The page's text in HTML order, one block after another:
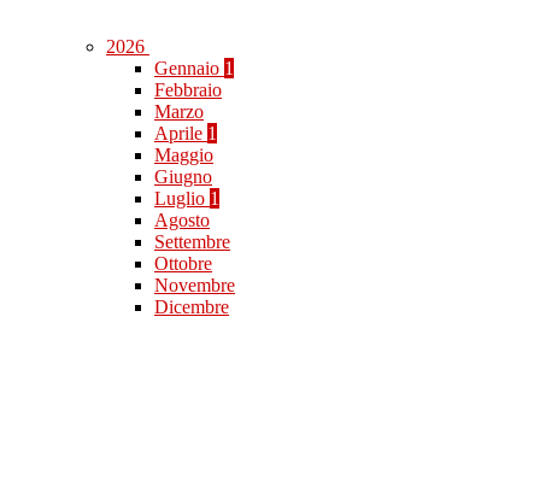
2026
Gennaio 1
Febbraio
Marzo
Aprile 1
Maggio
Giugno
Luglio 1
Agosto
Settembre
Ottobre
Novembre
Dicembre